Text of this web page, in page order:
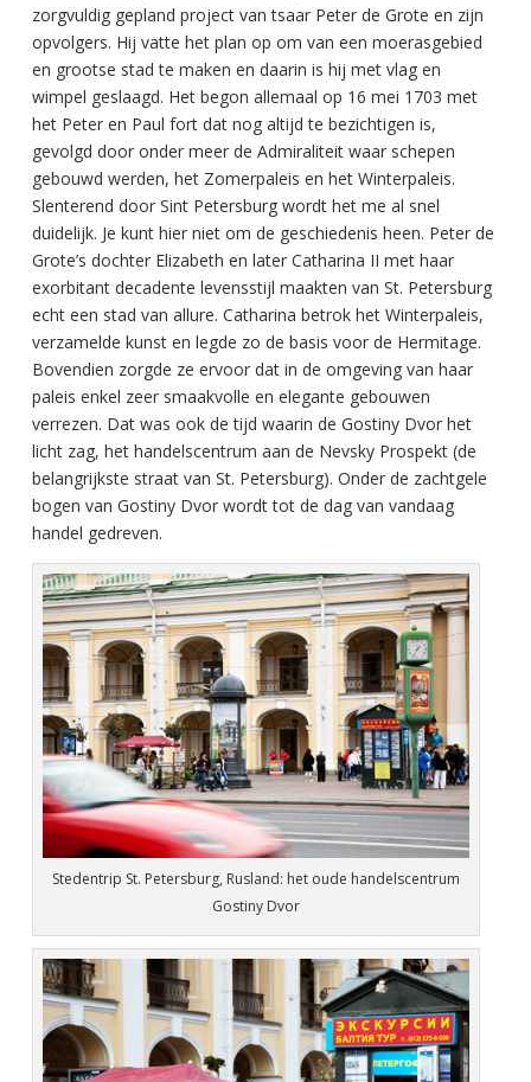
zorgvuldig gepland project van tsaar Peter de Grote en zijn
opvolgers. Hij vatte het plan op om van een moerasgebied
en grootse stad te maken en daarin is hij met vlag en
wimpel geslaagd. Het begon allemaal op 16 mei 1703 met
het Peter en Paul fort dat nog altijd te bezichtigen is,
gevolgd door onder meer de Admiraliteit waar schepen
gebouwd werden, het Zomerpaleis en het Winterpaleis.
Slenterend door Sint Petersburg wordt het me al snel
duidelijk. Je kunt hier niet om de geschiedenis heen. Peter de
Grote’s dochter Elizabeth en later Catharina II met haar
exorbitant decadente levensstijl maakten van St. Petersburg
echt een stad van allure. Catharina betrok het Winterpaleis,
verzamelde kunst en legde zo de basis voor de Hermitage.
Bovendien zorgde ze ervoor dat in de omgeving van haar
paleis enkel zeer smaakvolle en elegante gebouwen
verrezen. Dat was ook de tijd waarin de Gostiny Dvor het
licht zag, het handelscentrum aan de Nevsky Prospekt (de
belangrijkste straat van St. Petersburg). Onder de zachtgele
bogen van Gostiny Dvor wordt tot de dag van vandaag
handel gedreven.
Stedentrip St. Petersburg, Rusland: het oude handelscentrum
Gostiny Dvor